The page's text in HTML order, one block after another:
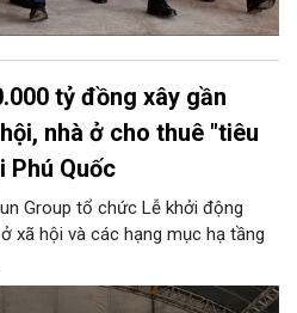
tỷ đồng xây gần
nhà ở cho thuê "tiêu
Phú Quốc
Group tổ chức Lễ khởi động
xã hội và các hạng mục hạ tầng